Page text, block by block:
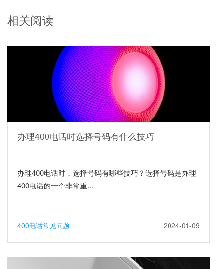
相关阅读
办理400电话时选择号码有什么技巧
办理400电话时，选择号码有哪些技巧？选择号码是办理
400电话的一个非常重...
400电话常见问题 2024-01-09